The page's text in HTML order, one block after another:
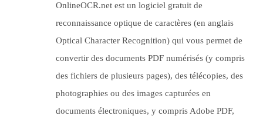
OnlineOCR.net est un logiciel gratuit de
reconnaissance optique de caractères (en anglais
Optical Character Recognition) qui vous permet de
convertir des documents PDF numérisés (y compris
des fichiers de plusieurs pages), des télécopies, des
photographies ou des images capturées en
documents électroniques, y compris Adobe PDF,